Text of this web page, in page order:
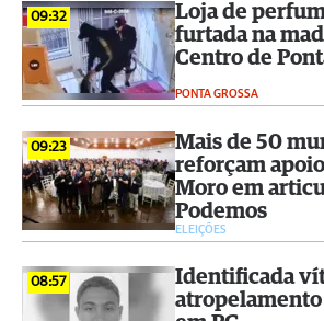
09:32
Loja de
furtada na
Centro de
PONTA GROSSA
09:23
Mais de 50
reforçam
Moro em
Podemos
ELEIÇÕES
08:57
Identificada
atropelamento